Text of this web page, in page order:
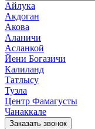
Айлука
Акдоган
Акова
Аланичи
Асланкой
Йени Богазичи
Калиланд
Татлысу
Тузла
Центр Фамагусты
Чанаккале
Заказать звонок